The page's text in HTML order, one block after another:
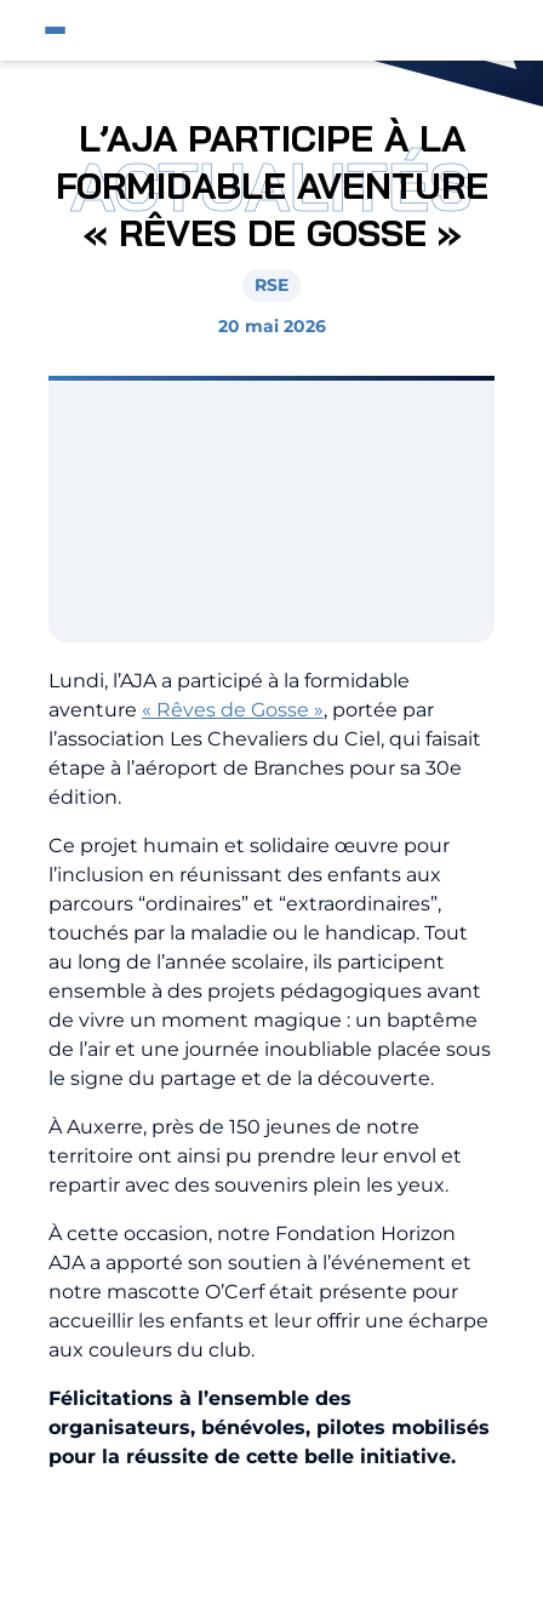
Ouvrir le menu du site
Fermer
Jeunes et féminines
Supporters
ACTUALITÉS
L’AJA PARTICIPE À LA
FORMIDABLE AVENTURE
« RÊVES DE GOSSE »
RSE
20 mai 2026
Lundi, l’AJA a participé à la formidable
aventure « Rêves de Gosse », portée par
l’association Les Chevaliers du Ciel, qui faisait
étape à l’aéroport de Branches pour sa 30e
édition.
Ce projet humain et solidaire œuvre pour
l’inclusion en réunissant des enfants aux
parcours “ordinaires” et “extraordinaires”,
touchés par la maladie ou le handicap. Tout
au long de l’année scolaire, ils participent
ensemble à des projets pédagogiques avant
de vivre un moment magique : un baptême
de l’air et une journée inoubliable placée sous
le signe du partage et de la découverte.
À Auxerre, près de 150 jeunes de notre
territoire ont ainsi pu prendre leur envol et
repartir avec des souvenirs plein les yeux.
À cette occasion, notre Fondation Horizon
AJA a apporté son soutien à l’événement et
notre mascotte O’Cerf était présente pour
accueillir les enfants et leur offrir une écharpe
aux couleurs du club.
Félicitations à l’ensemble des
organisateurs, bénévoles, pilotes mobilisés
pour la réussite de cette belle initiative.